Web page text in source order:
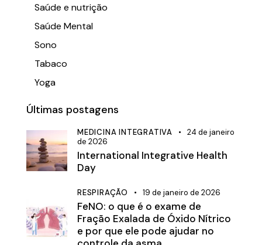
Saúde e nutrição
Saúde Mental
Sono
Tabaco
Yoga
Últimas postagens
MEDICINA INTEGRATIVA
24 de janeiro
de 2026
International Integrative Health
Day
RESPIRAÇÃO 19 de janeiro de 2026
FeNO: o que é o exame de
Fração Exalada de Óxido Nítrico
e por que ele pode ajudar no